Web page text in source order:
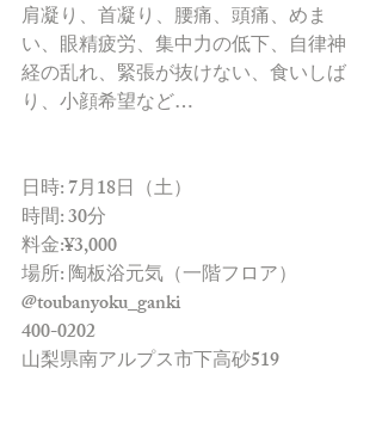
肩凝り、首凝り、腰痛、頭痛、めま
い、眼精疲労、集中力の低下、自律神
経の乱れ、緊張が抜けない、食いしば
り、小顔希望など…
日時: 7月18日（土）
時間: 30分
料金:¥3,000
場所: 陶板浴元気（一階フロア）
@toubanyoku_ganki
400-0202
山梨県南アルプス市下高砂519